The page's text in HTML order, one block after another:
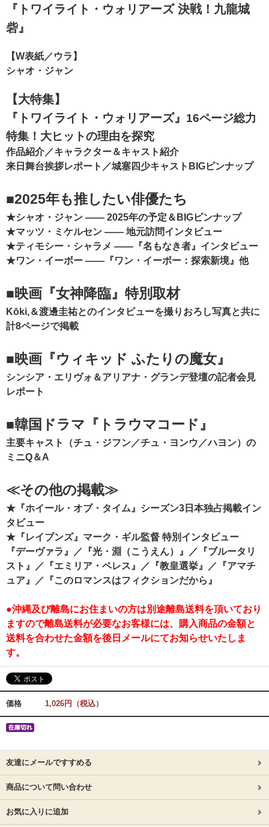
『トワイライト・ウォリアーズ 決戦！九龍城
砦』
【W表紙／ウラ】
シャオ・ジャン
【大特集】
『トワイライト・ウォリアーズ』 16ページ総力
特集！大ヒットの理由を探究
作品紹介／キャラクター＆キャスト紹介
来日舞台挨拶レポート／城塞四少キャストBIGピンナップ
■2025年も推したい俳優たち
★シャオ・ジャン ―― 2025年の予定＆BIGピンナップ
★マッツ・ミケルセン ―― 地元訪問インタビュー
★ティモシー・シャラメ ――『名もなき者』インタビュー
★ワン・イーボー ――『ワン・イーボー：探索新境』他
■映画『女神降臨』特別取材
Kōki,＆渡邊圭祐とのインタビューを撮りおろし写真と共に
計8ページで掲載
■映画『ウィキッド ふたりの魔女』
シンシア・エリヴォ＆アリアナ・グランデ登壇の記者会見
レポート
■韓国ドラマ『トラウマコード』
主要キャスト（チュ・ジフン／チュ・ヨンウ／ハヨン）の
ミニQ＆A
≪その他の掲載≫
★『ホイール・オブ・タイム』シーズン3日本独占掲載イン
タビュー
★『レイブンズ』マーク・ギル監督 特別インタビュー
『デーヴァラ』／『光・淵（こうえん）』／『ブルータリ
スト』／『エミリア・ペレス』／『教皇選挙』／『アマチ
ュア』／『このロマンスはフィクションだから』
●沖縄及び離島にお住まいの方は別途離島送料を頂いており
ますので離島送料が必要なお客様には、購入商品の金額と
送料を合わせた金額を後日メールにてお知らせいたしま
す。
価格 1,026円（税込）
友達にメールですすめる
商品について問い合わせ
お気に入りに追加